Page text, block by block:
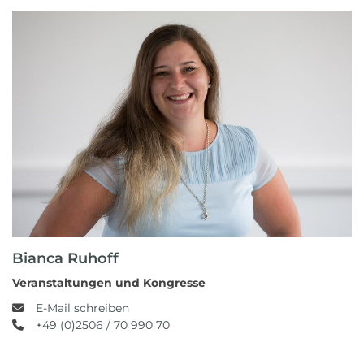
Bianca Ruhoff
Veranstaltungen und Kongresse
E-Mail schreiben
+49 (0)2506 / 70 990 70